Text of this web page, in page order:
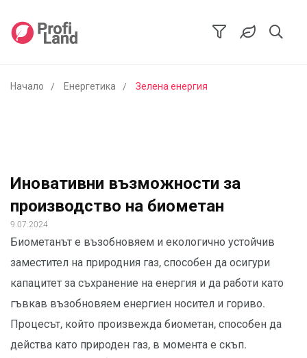
Начало Енергетика Зелена енергия
Иновативни възможности за
производство на биометан
9.07.2024
Биометанът е възобновяем и екологично устойчив
заместител на природния газ, способен да осигури
капацитет за съхранение на енергия и да работи като
гъвкав възобновяем енергиен носител и гориво.
Процесът, който произвежда биометан, способен да
действа като природен газ, в момента е скъп.